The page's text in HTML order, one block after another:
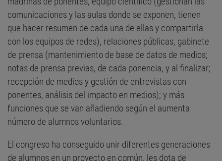
comunicaciones y las aulas donde se exponen, tienen
que hacer resumen de cada una de ellas y compartirla
con los equipos de redes), relaciones públicas, gabinete
de prensa (mantenimiento de base de datos de medios;
notas de prensa previas, de cada ponencia, y al finalizar;
recepción de medios y gestión de entrevistas con
ponentes, análisis del impacto en medios); y más
funciones que se van añadiendo según el aumenta
número de alumnos voluntarios.
El congreso ha conseguido unir diferentes generaciones
de alumnos en un proyecto en común, les dota de